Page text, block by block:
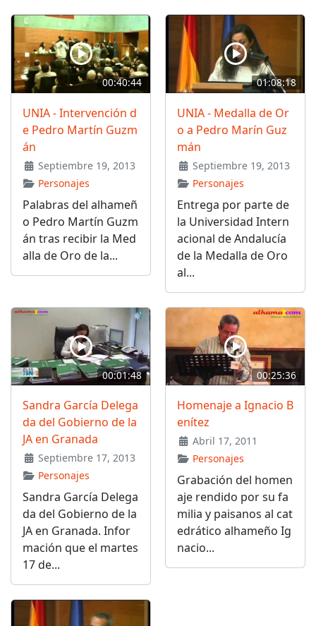
00:40:44
UNIA - Intervención d
e Pedro Martín Guzm
án
Septiembre 19, 2013
Personajes
Palabras del alhameñ
o Pedro Martín Guzm
án tras recibir la Med
alla de Oro de la...
01:08:18
UNIA - Medalla de Or
o a Pedro Marín Guz
mán
Septiembre 19, 2013
Personajes
Entrega por parte de
la Universidad Intern
acional de Andalucía
de la Medalla de Oro
al...
00:01:48
Sandra García Delega
da del Gobierno de la
JA en Granada
Septiembre 17, 2013
Personajes
Sandra García Delega
da del Gobierno de la
JA en Granada. Infor
mación que el martes
17 de...
00:25:36
Homenaje a Ignacio B
enítez
Abril 17, 2011
Personajes
Grabación del homen
aje rendido por su fa
milia y paisanos al cat
edrático alhameño Ig
nacio...